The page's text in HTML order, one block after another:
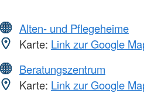
Alten- und Pflegeheime
Karte: Link zur Google
Beratungszentrum
Karte: Link zur Google